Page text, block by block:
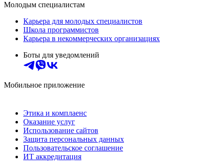
Молодым специалистам
Карьера для молодых специалистов
Школа программистов
Карьера в некоммерческих организациях
Боты для уведомлений
Мобильное приложение
Этика и комплаенс
Оказание услуг
Использование сайтов
Защита персональных данных
Пользовательское соглашение
ИТ аккредитация